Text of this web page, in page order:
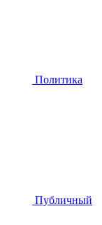
Политика
Публичный